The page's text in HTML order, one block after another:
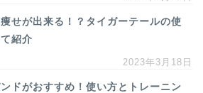
せが出来る！？タイガーテールの使
紹介
2023年3月18日
ドがおすすめ！使い方とトレーニン